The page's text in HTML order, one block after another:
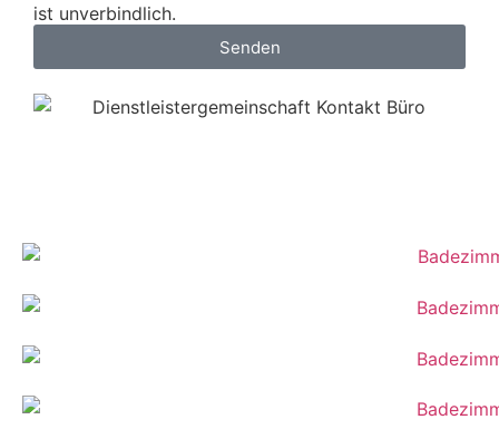
ist unverbindlich.
Senden